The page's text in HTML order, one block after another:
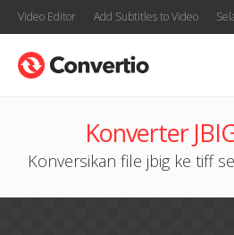
Video Editor Add Subtitles to Video
Konverter
Konversikan file jbig ke tiff